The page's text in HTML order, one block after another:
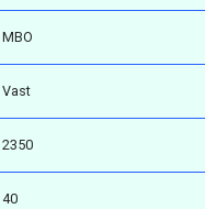
MBO
Vast
2350
40